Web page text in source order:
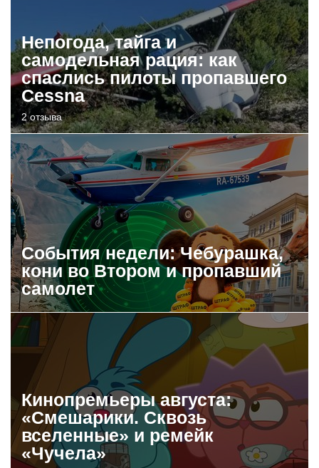
Непогода, тайга и
самодельная рация: как
спаслись пилоты пропавшего
Cessna
2 отзыва
События недели: Чебурашка,
кони во Втором и пропавший
самолет
Кинопремьеры августа:
«Смешарики. Сквозь
вселенные» и ремейк
«Чучела»